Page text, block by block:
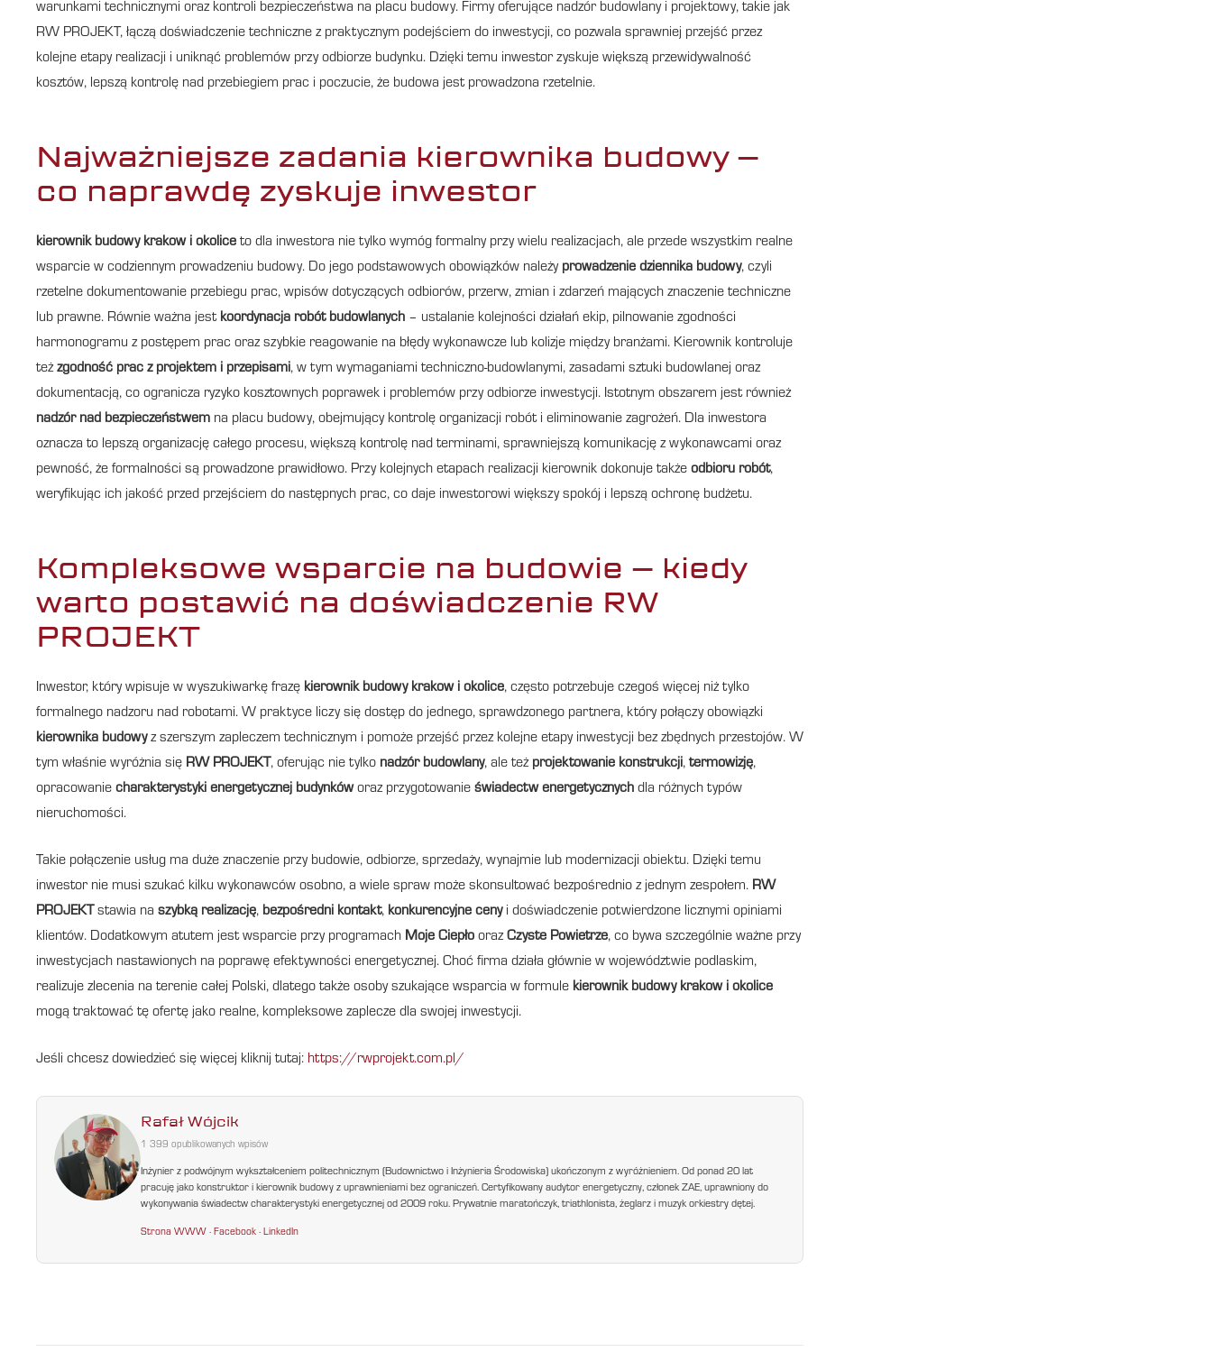
warunkami technicznymi oraz kontroli bezpieczeństwa na placu budowy. Firmy oferujące nadzór budowlany i projektowy, takie jak
RW PROJEKT, łączą doświadczenie techniczne z praktycznym podejściem do inwestycji, co pozwala sprawniej przejść przez
kolejne etapy realizacji i uniknąć problemów przy odbiorze budynku. Dzięki temu inwestor zyskuje większą przewidywalność
kosztów, lepszą kontrolę nad przebiegiem prac i poczucie, że budowa jest prowadzona rzetelnie.
Najważniejsze zadania kierownika budowy –
co naprawdę zyskuje inwestor
kierownik budowy krakow i okolice to dla inwestora nie tylko wymóg formalny przy wielu realizacjach, ale przede wszystkim realne
wsparcie w codziennym prowadzeniu budowy. Do jego podstawowych obowiązków należy prowadzenie dziennika budowy, czyli
rzetelne dokumentowanie przebiegu prac, wpisów dotyczących odbiorów, przerw, zmian i zdarzeń mających znaczenie techniczne
lub prawne. Równie ważna jest koordynacja robót budowlanych – ustalanie kolejności działań ekip, pilnowanie zgodności
harmonogramu z postępem prac oraz szybkie reagowanie na błędy wykonawcze lub kolizje między branżami. Kierownik kontroluje
też zgodność prac z projektem i przepisami, w tym wymaganiami techniczno-budowlanymi, zasadami sztuki budowlanej oraz
dokumentacją, co ogranicza ryzyko kosztownych poprawek i problemów przy odbiorze inwestycji. Istotnym obszarem jest również
nadzór nad bezpieczeństwem na placu budowy, obejmujący kontrolę organizacji robót i eliminowanie zagrożeń. Dla inwestora
oznacza to lepszą organizację całego procesu, większą kontrolę nad terminami, sprawniejszą komunikację z wykonawcami oraz
pewność, że formalności są prowadzone prawidłowo. Przy kolejnych etapach realizacji kierownik dokonuje także odbioru robót,
weryfikując ich jakość przed przejściem do następnych prac, co daje inwestorowi większy spokój i lepszą ochronę budżetu.
Kompleksowe wsparcie na budowie – kiedy
warto postawić na doświadczenie RW
PROJEKT
Inwestor, który wpisuje w wyszukiwarkę frazę kierownik budowy krakow i okolice, często potrzebuje czegoś więcej niż tylko
formalnego nadzoru nad robotami. W praktyce liczy się dostęp do jednego, sprawdzonego partnera, który połączy obowiązki
kierownika budowyz szerszym zapleczem technicznym i pomoże przejść przez kolejne etapy inwestycji bez zbędnych przestojów. W
tym właśnie wyróżnia się RW PROJEKT, oferując nie tylko nadzór budowlany, ale też projektowanie konstrukcji, termowizję,
opracowanie charakterystyki energetycznej budynkóworaz przygotowanie świadectw energetycznych dla różnych typów
nieruchomości.
Takie połączenie usług ma duże znaczenie przy budowie, odbiorze, sprzedaży, wynajmie lub modernizacji obiektu. Dzięki temu
inwestor nie musi szukać kilku wykonawców osobno, a wiele spraw może skonsultować bezpośrednio z jednym zespołem. RW
PROJEKT stawia na szybką realizację, bezpośredni kontakt, konkurencyjne cenyi doświadczenie potwierdzone licznymi opiniami
klientów. Dodatkowym atutem jest wsparcie przy programach Moje Ciepło oraz Czyste Powietrze, co bywa szczególnie ważne przy
inwestycjach nastawionych na poprawę efektywności energetycznej. Choć firma działa głównie w województwie podlaskim,
realizuje zlecenia na terenie całej Polski, dlatego także osoby szukające wsparcia w formule kierownik budowy krakow i okolice
mogą traktować tę ofertę jako realne, kompleksowe zaplecze dla swojej inwestycji.
Jeśli chcesz dowiedzieć się więcej kliknij tutaj: https://rwprojekt.com.pl/
Rafał Wójcik
1 399 opublikowanych wpisów
Inżynier z podwójnym wykształceniem politechnicznym (Budownictwo i Inżynieria Środowiska) ukończonym z wyróżnieniem. Od ponad 20 lat
pracuję jako konstruktor i kierownik budowy z uprawnieniami bez ograniczeń. Certyfikowany audytor energetyczny, członek ZAE, uprawniony do
wykonywania świadectw charakterystyki energetycznej od 2009 roku. Prywatnie maratończyk, triathlonista, żeglarz i muzyk orkiestry dętej.
Strona WWW ·Facebook ·LinkedIn